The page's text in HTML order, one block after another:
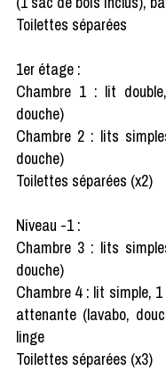
Toilettes séparées
1er étage :
Chambre 1 : lit
douche)
Chambre 2 : lits
douche)
Toilettes séparées (x2)
Niveau -1 :
Chambre 3 : lits
douche)
Chambre 4 : lit simple,
attenante (lavabo,
linge
Toilettes séparées (x3)